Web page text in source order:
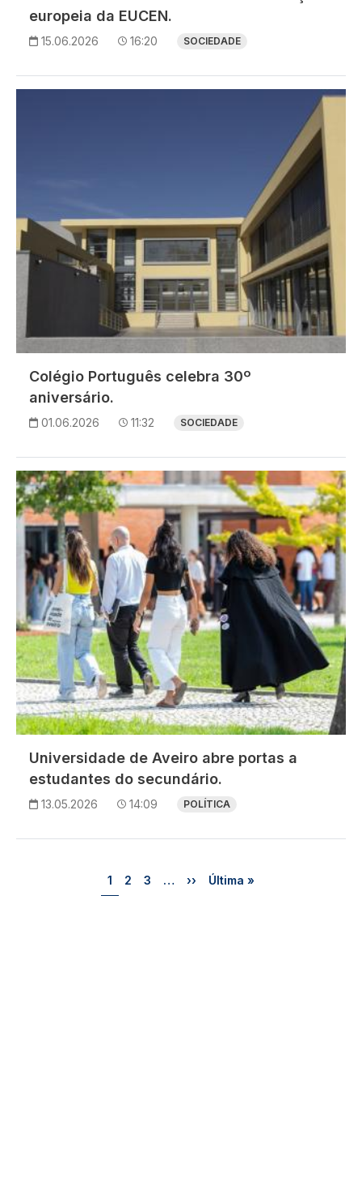
europeia da EUCEN.
15.06.2026 16:20 SOCIEDADE
Colégio Português celebra 30º
aniversário.
01.06.2026 11:32 SOCIEDADE
Imagem
Universidade de Aveiro abre portas a
estudantes do secundário.
13.05.2026 14:09 POLÍTICA
Página
1 Página
2 Página
3 … Próxima página
›› Última página
Última »